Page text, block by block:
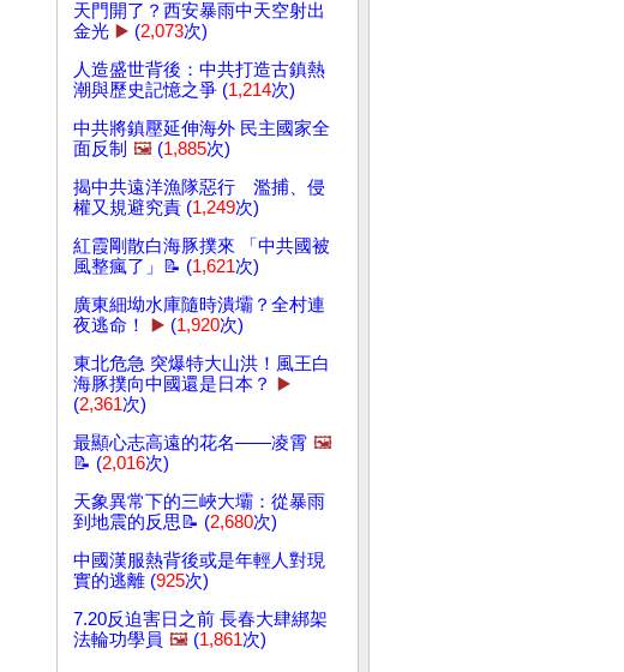
天門開了？西安暴雨中天空射出
金光 ▶️ (2,073次)
人造盛世背後：中共打造古鎮熱
潮與歷史記憶之爭 (1,214次)
中共將鎮壓延伸海外 民主國家全
面反制 🖼️ (1,885次)
揭中共遠洋漁隊惡行 濫捕、侵
權又規避究責 (1,249次)
紅霞剛散白海豚撲來 「中共國被
風整瘋了」📝 (1,621次)
廣東細坳水庫隨時潰壩？全村連
夜逃命！
▶️ (1,920次)
東北危急 突爆特大山洪！風王白
海豚撲向中國還是日本？
▶️
(2,361次)
最顯心志高遠的花名——凌霄 🖼️
📝 (2,016次)
天象異常下的三峽大壩：從暴雨
到地震的反思📝 (2,680次)
中國漢服熱背後或是年輕人對現
實的逃離 (925次)
7.20反迫害日之前 長春大肆綁架
法輪功學員 🖼️ (1,861次)